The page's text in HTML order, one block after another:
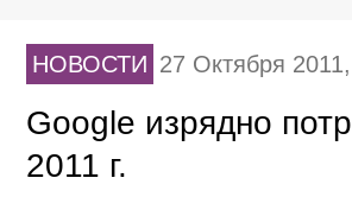
НОВОСТИ 27 Октября 2011,
Google изрядно
2011 г.